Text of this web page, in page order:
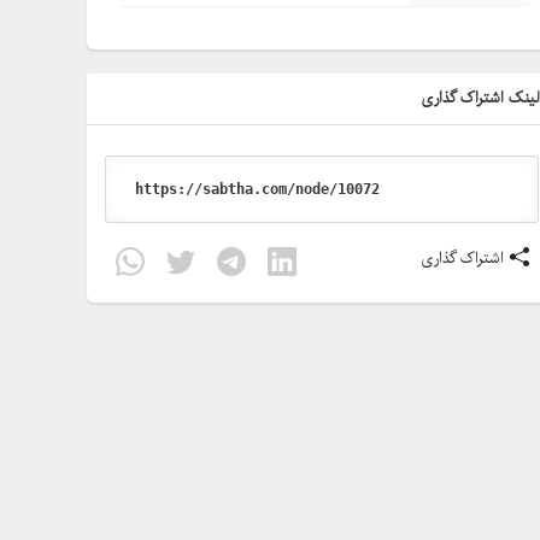
اشتراک گذاری
اشتراک گذاری